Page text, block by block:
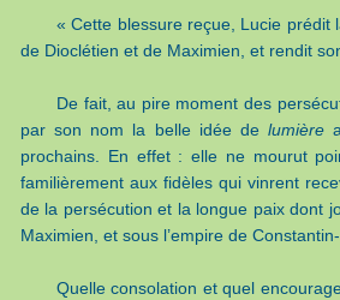
« Cette blessure reçue, Lucie prédit
de Dioclétien et de Maximien, et rendit
De fait, au pire moment des
par son nom la belle idée de lumière
prochains. En effet : elle ne mourut
familièrement aux fidèles qui vinrent
de la persécution et la longue paix dont
Maximien, et sous l’empire de Constantin-
Quelle consolation et quel